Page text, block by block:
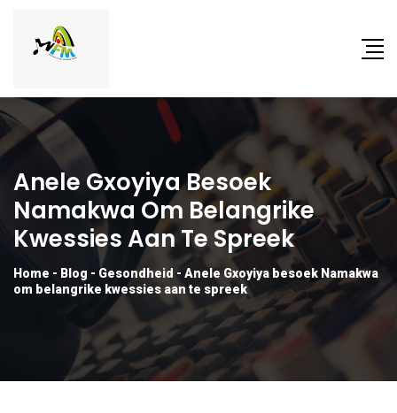
Anele Gxoyiya Besoek
Namakwa Om Belangrike
Kwessies Aan Te Spreek
Home - Blog - Gesondheid - Anele Gxoyiya besoek Namakwa
om belangrike kwessies aan te spreek